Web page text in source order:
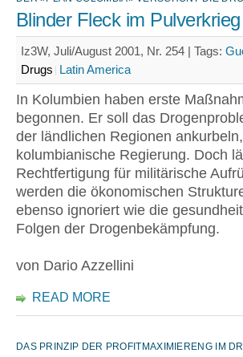
Blinder Fleck im Pulverkrieg
Iz3W, Juli/August 2001, Nr. 254 | Tags:
Drugs Latin America
In Kolumbien haben erste
begonnen. Er soll das
der ländlichen Regionen
kolumbianische Regierung. Doch
Rechtfertigung für militärische
werden die ökonomischen
ebenso ignoriert wie die
Folgen der Drogenbekämpfung.
von Dario Azzellini
READ MORE
DAS PRINZIP DER PROFITMAXIMIERENG IM